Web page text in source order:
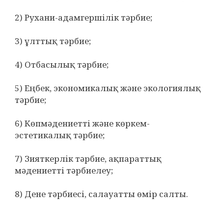
2) Рухани-адамгершілік тәрбие;
3) ұлттық тәрбие;
4) Отбасылық тәрбие;
5) Еңбек, экономикалық және экологиялық
тәрбие;
6) Көпмәдениетті және көркем-
эстетикалық тәрбие;
7) Зияткерлік тәрбие, ақпараттық
мәдениетті тәрбиелеу;
8) Дене тәрбиесі, салауатты өмір салты.